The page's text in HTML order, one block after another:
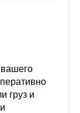
груз и